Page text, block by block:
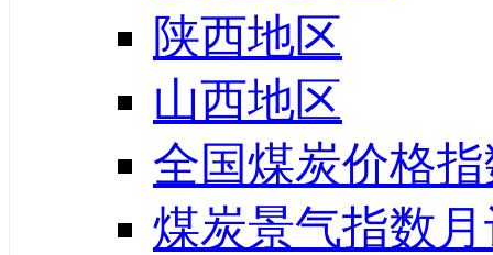
陕西地区
山西地区
全国煤炭价格
煤炭景气指数